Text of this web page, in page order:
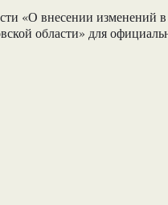
«О внесении изменений
области» для